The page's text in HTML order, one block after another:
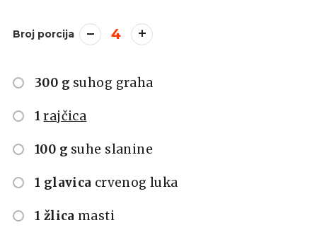
Broj porcija 4
300 g suhog graha
1 rajčica
100 g suhe slanine
1 glavica crvenog luka
1 žlica masti